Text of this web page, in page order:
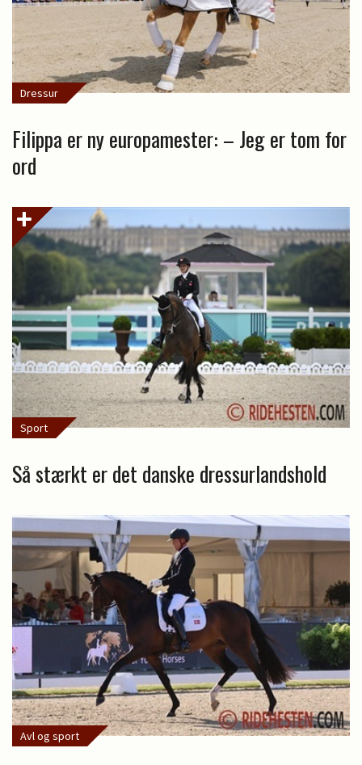
Dressur
Filippa er ny europamester: – Jeg er tom for
ord
Sport
Så stærkt er det danske dressurlandshold
Avl og sport